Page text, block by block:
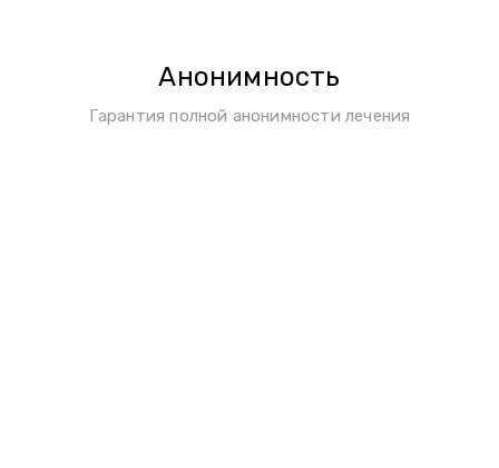
Анонимность
Гарантия полной анонимности лечения